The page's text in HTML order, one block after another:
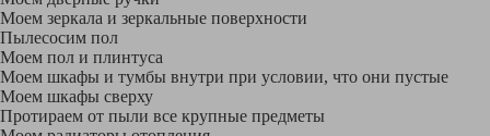
Моем зеркала и зеркальные поверхности
Пылесосим пол
Моем пол и плинтуса
Моем шкафы и тумбы внутри при условии, что они пустые
Моем шкафы сверху
Протираем от пыли все крупные предметы